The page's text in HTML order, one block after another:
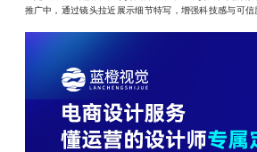
推广中，通过镜头拉近展示细节特写，增强科技感与可信